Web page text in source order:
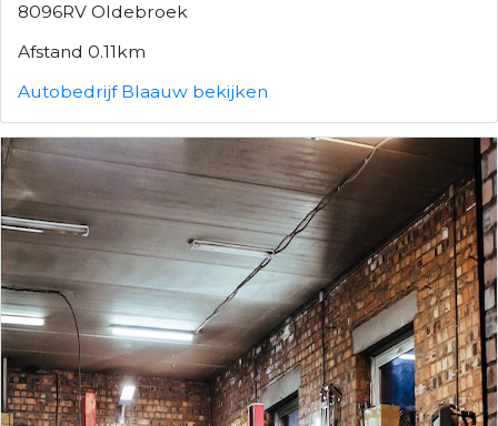
8096RV Oldebroek
Afstand 0.11km
Autobedrijf Blaauw bekijken